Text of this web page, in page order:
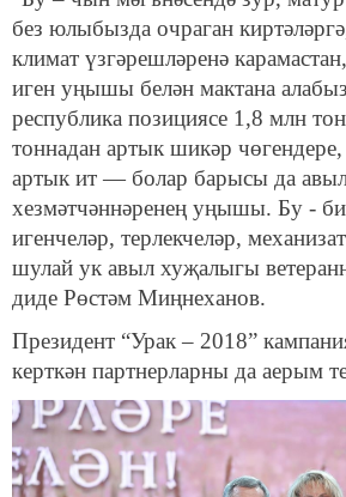
без юлыбызда очраган
климат үзгәрешләренә
иген уңышы белән мактана
республика позициясе 1,8 млн
тоннадан артык шикәр
артык ит — болар барысы да
хезмәтчәннәренең уңышы. Бу -
игенчеләр, терлекчеләр,
шулай ук авыл хуҗалыгы
диде Рөстәм Миңнеханов.
Президент “Урак – 2018”
керткән партнерларны да аерым